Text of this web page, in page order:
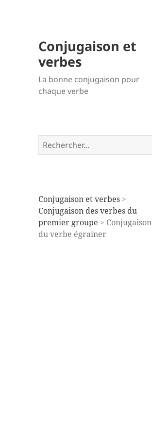
Conjugaison et
verbes
La bonne conjugaison pour
chaque verbe
Rechercher :
Conjugaison et verbes >
Conjugaison des verbes du
premier groupe > Conjugaison
du verbe égrainer